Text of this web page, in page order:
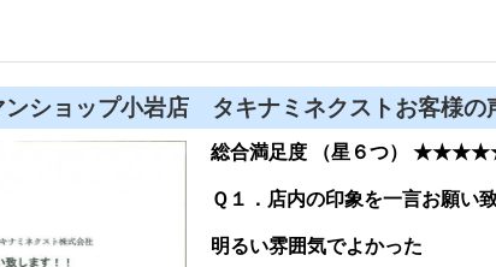
ショップ小岩店 タキナミネクストお客様の
総合満足度 （星６つ）
Ｑ１．店内の印象を一言お願い
明るい雰囲気でよかった